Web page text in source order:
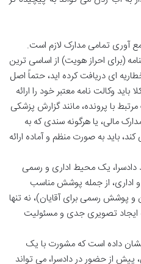
آوری تمامی مدارک لازم است.
(برای احراز هویت) از اساسی ترین
ای دریافت کرده اید، حتماً اصل
باید وکالت نامه معتبر خود را ارائه
با پرونده، مانند گزارش پزشکی
مالی، یا هرگونه سندی که به
باید به صورت منظم و آماده ارائه
یک محیط اداری و رسمی
اداری، از جمله پوشش مناسب
و پوشش رسمی برای آقایان)، نه تنها
ایجاد تصویری جدی و مسئولیت
داده است که مشورت با یک
از حضور در دادسرا، می تواند